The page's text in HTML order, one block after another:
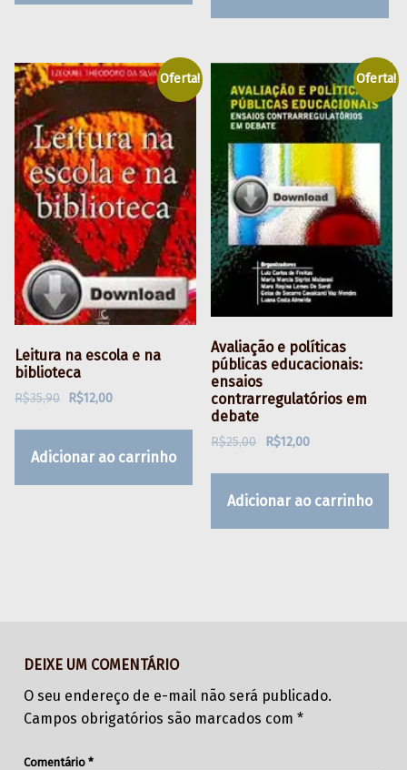
Oferta!
Leitura na escola e na
biblioteca
R$35,90 O preço original era: R$35,90.
R$12,00
Adicionar ao carrinho
Oferta!
Avaliação e políticas
públicas educacionais:
ensaios
contrarregulatórios em
debate
R$25,00 O preço original era: R$25,00.
R$12,00
Adicionar ao carrinho
DEIXE UM COMENTÁRIO
O seu endereço de e-mail não será publicado.
Campos obrigatórios são marcados com *
Comentário *